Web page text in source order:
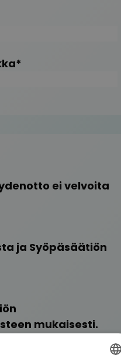
*
ei velvoita
ja Syöpäsäätiön
mukaisesti.